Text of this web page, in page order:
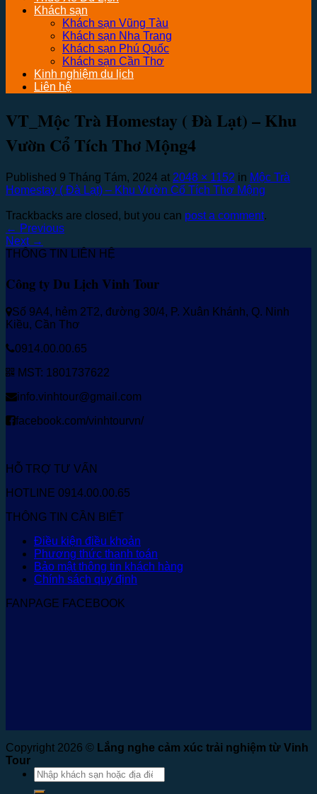
Khách sạn
Khách sạn Vũng Tàu
Khách sạn Nha Trang
Khách sạn Phú Quốc
Khách sạn Cần Thơ
Kinh nghiệm du lịch
Liên hệ
VT_Mộc Trà Homestay ( Đà Lạt) – Khu
Vườn Cổ Tích Thơ Mộng4
Published 9 Tháng Tám, 2024 at 2048 × 1152 in Mộc Trà
Homestay ( Đà Lạt) – Khu Vườn Cổ Tích Thơ Mộng
Trackbacks are closed, but you can post a comment.
← Previous
Next →
THÔNG TIN LIÊN HỆ
Công ty Du Lịch Vinh Tour
Số 9A4, hẻm 2T2, đường 30/4, P. Xuân Khánh, Q. Ninh
Kiều, Cần Thơ
0914.00.00.65
MST: 1801737622
info.vinhtour@gmail.com
facebook.com/vinhtourvn/
HỖ TRỢ TƯ VẤN
HOTLINE 0914.00.00.65
THÔNG TIN CẦN BIẾT
Điều kiện điều khoản
Phương thức thanh toán
Bảo mật thông tin khách hàng
Chính sách quy định
FANPAGE FACEBOOK
Copyright 2026 © Lắng nghe cảm xúc trải nghiệm từ Vinh
Tour
Tìm
kiếm: